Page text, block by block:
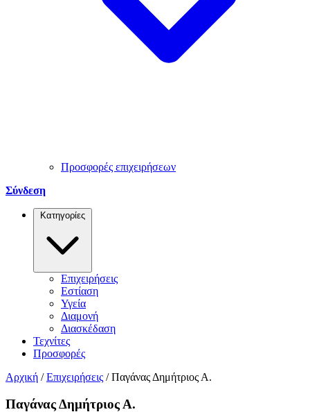
Προσφορές επιχειρήσεων
Σύνδεση
Κατηγορίες
Επιχειρήσεις
Εστίαση
Υγεία
Διαμονή
Διασκέδαση
Τεχνίτες
Προσφορές
Αρχική / Επιχειρήσεις / Παγάνας Δημήτριος Α.
Παγάνας Δημήτριος Α.